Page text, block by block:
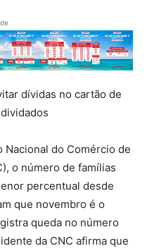
dívidas no cartão de
Nacional do Comércio de
o número de famílias
percentual desde
que novembro é o
queda no número
da CNC afirma que